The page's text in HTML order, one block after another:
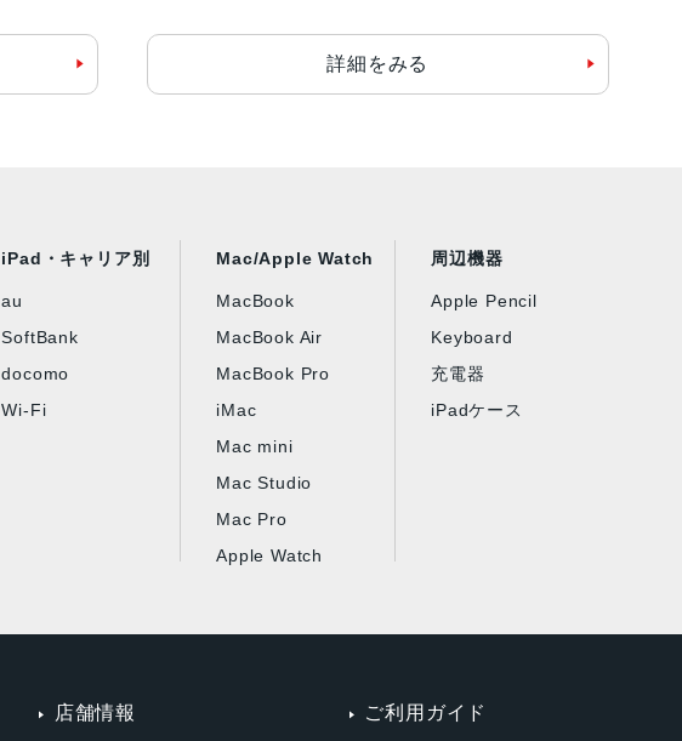
詳細をみる
iPad・キャリア別
au
SoftBank
docomo
Wi-Fi
Mac/Apple Watch
MacBook
MacBook Air
MacBook Pro
iMac
Mac mini
Mac Studio
Mac Pro
Apple Watch
周辺機器
Apple Pencil
Keyboard
充電器
iPadケース
店舗情報 ご利用ガイド